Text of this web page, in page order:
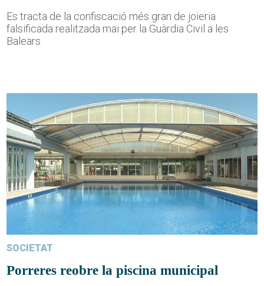
Es tracta de la confiscació més gran de joieria
falsificada realitzada mai per la Guàrdia Civil a les
Balears
SOCIETAT
Porreres reobre la piscina municipal